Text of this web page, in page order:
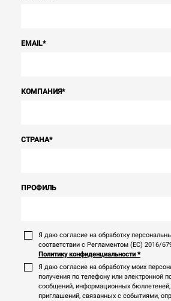
EMAIL*
КОМПАНИЯ*
СТРАНА*
ПРОФИЛЬ
Я даю согласие на обработку
соответствии с Регламентом (ЕС) 2016/
Политику конфиденциальности *
Я даю согласие на обработку моих
получения по телефону или электронной
сообщений, информационных бюллетеней,
приглашений, связанных с событиями,